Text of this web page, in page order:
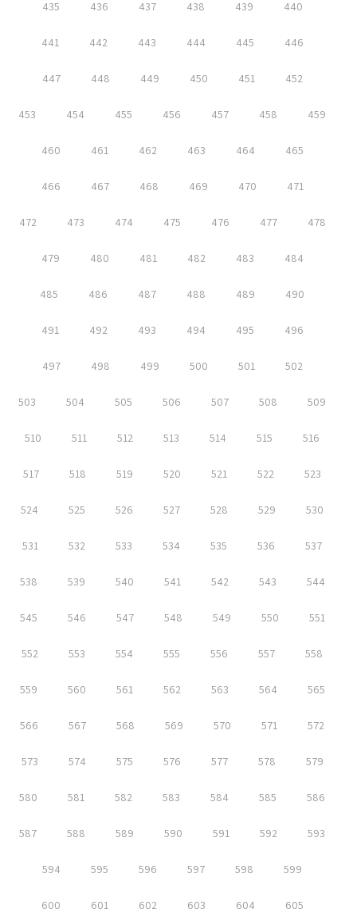
435 436 437 438 439 440
441 442 443 444 445 446
447 448 449 450 451 452
453 454 455 456 457 458 459
460 461 462 463 464 465
466 467 468 469 470 471
472 473 474 475 476 477 478
479 480 481 482 483 484
485 486 487 488 489 490
491 492 493 494 495 496
497 498 499 500 501 502
503 504 505 506 507 508 509
510 511 512 513 514 515 516
517 518 519 520 521 522 523
524 525 526 527 528 529 530
531 532 533 534 535 536 537
538 539 540 541 542 543 544
545 546 547 548 549 550 551
552 553 554 555 556 557 558
559 560 561 562 563 564 565
566 567 568 569 570 571 572
573 574 575 576 577 578 579
580 581 582 583 584 585 586
587 588 589 590 591 592 593
594 595 596 597 598 599
600 601 602 603 604 605